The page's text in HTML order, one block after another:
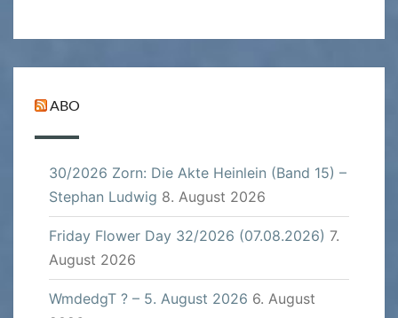
ABO
30/2026 Zorn: Die Akte Heinlein (Band 15) –
Stephan Ludwig 8. August 2026
Friday Flower Day 32/2026 (07.08.2026) 7.
August 2026
WmdedgT ? – 5. August 2026 6. August